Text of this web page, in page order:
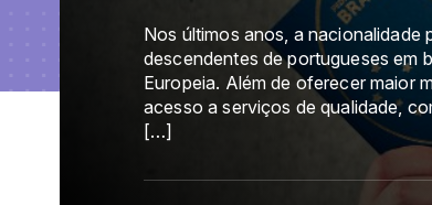
Nos últimos anos, a nacionalidade
descendentes de portugueses em
Europeia. Além de oferecer maior
acesso a serviços de qualidade,
[…]